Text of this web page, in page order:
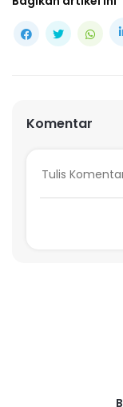
Komentar